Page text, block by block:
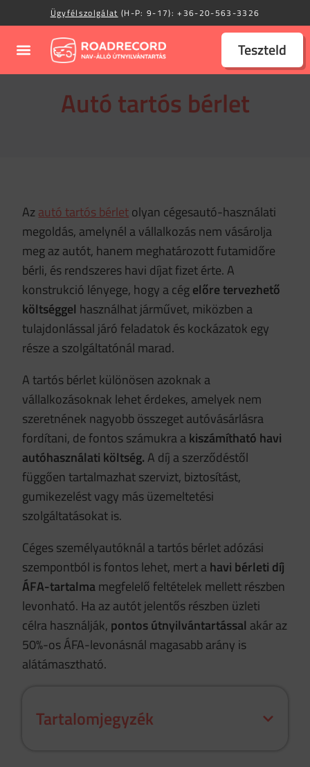
Ügyfélszolgálat (H-P: 9-17):+36-20-563-3326
Teszteld
Autó tartós bérlet
Azautó tartós bérletolyan cégesautó-használati
megoldás, amelynél a vállalkozás nem vásárolja
meg az autót, hanem meghatározott futamidőre
bérli, és rendszeres havi díjat fizet érte. A
konstrukció lényege, hogy a cégelőre tervezhető
költséggel használhat járművet, miközben a
tulajdonlással járó feladatok és kockázatok egy
része a szolgáltatónál marad.
A tartós bérlet különösen azoknak a
vállalkozásoknak lehet érdekes, amelyek nem
szeretnének nagyobb összeget autóvásárlásra
fordítani, de fontos számukra akiszámítható havi
autóhasználati költség.A díj a szerződéstől
függően tartalmazhat szervizt, biztosítást,
gumikezelést vagy más üzemeltetési
szolgáltatásokat is.
Céges személyautóknál a tartós bérlet adózási
szempontból is fontos lehet, mert ahavi bérleti díj
ÁFA-tartalmamegfelelő feltételek mellett részben
levonható. Ha az autót jelentős részben üzleti
célra használják, pontos útnyilvántartással akár az
50%-os ÁFA-levonásnál magasabb arány is
alátámasztható.
Tartalomjegyzék